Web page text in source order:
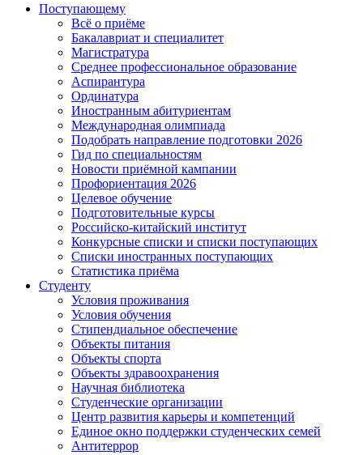
Поступающему
Всё о приёме
Бакалавриат и специалитет
Магистратура
Среднее профессиональное образование
Аспирантура
Ординатура
Иностранным абитуриентам
Международная олимпиада
Подобрать направление подготовки 2026
Гид по специальностям
Новости приёмной кампании
Профориентация 2026
Целевое обучение
Подготовительные курсы
Российско-китайский институт
Конкурсные списки и списки поступающих
Списки иностранных поступающих
Статистика приёма
Студенту
Условия проживания
Условия обучения
Стипендиальное обеспечение
Объекты питания
Объекты спорта
Объекты здравоохранения
Научная библиотека
Студенческие организации
Центр развития карьеры и компетенций
Единое окно поддержки студенческих семей
Антитеррор